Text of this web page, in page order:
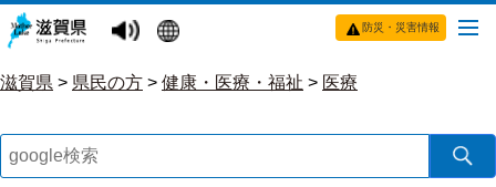
防災・災害情報
滋賀県 > 県民の方 > 健康・医療・福祉 > 医療